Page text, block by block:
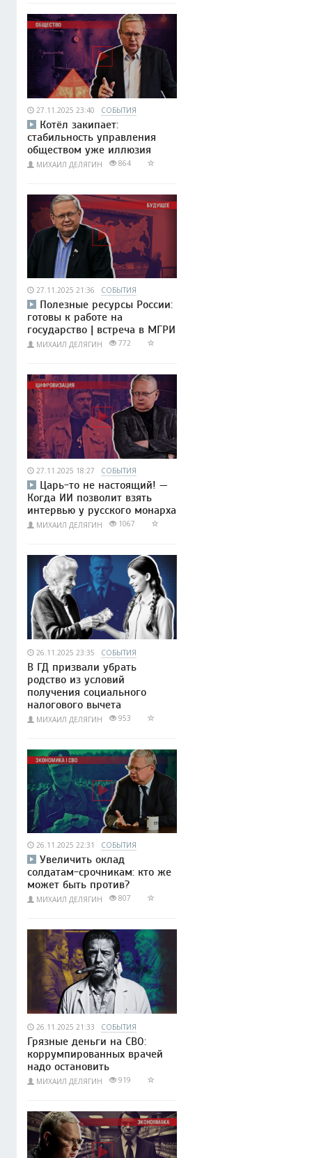
27.11.2025 23:40 СОБЫТИЯ
Котёл закипает:
стабильность управления
обществом уже иллюзия
МИХАИЛ ДЕЛЯГИН 864
27.11.2025 21:36 СОБЫТИЯ
Полезные ресурсы России:
готовы к работе на
государство | встреча в МГРИ
МИХАИЛ ДЕЛЯГИН 772
27.11.2025 18:27 СОБЫТИЯ
Царь-то не настоящий! —
Когда ИИ позволит взять
интервью у русского монарха
МИХАИЛ ДЕЛЯГИН 1067
26.11.2025 23:35 СОБЫТИЯ
В ГД призвали убрать
родство из условий
получения социального
налогового вычета
МИХАИЛ ДЕЛЯГИН 953
26.11.2025 22:31 СОБЫТИЯ
Увеличить оклад
солдатам-срочникам: кто же
может быть против?
МИХАИЛ ДЕЛЯГИН 807
26.11.2025 21:33 СОБЫТИЯ
Грязные деньги на СВО:
коррумпированных врачей
надо остановить
МИХАИЛ ДЕЛЯГИН 919